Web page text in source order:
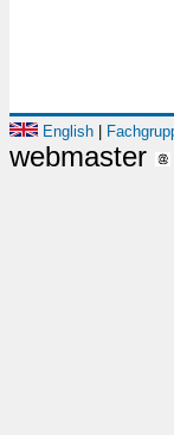
English
webmaster